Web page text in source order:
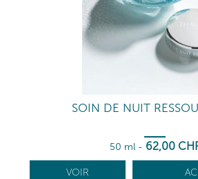
SOIN DE NUIT
50 ml - 62,00
VOIR